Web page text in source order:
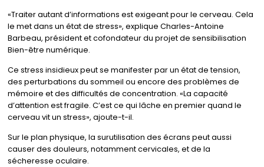
Traiter autant d’informations est exigeant pour le cerveau. Cela
le met dans un état de stress , explique Charles-Antoine
Barbeau, président et cofondateur du projet de sensibilisation
Bien-être numérique.
Ce stress insidieux peut se manifester par un état de tension,
des perturbations du sommeil ou encore des problèmes de
mémoire et des difficultés de concentration. La capacité
d’attention est fragile. C’est ce qui lâche en premier quand le
cerveau vit un stress , ajoute-t-il.
Sur le plan physique, la surutilisation des écrans peut aussi
causer des douleurs, notamment cervicales, et de la
sécheresse oculaire.